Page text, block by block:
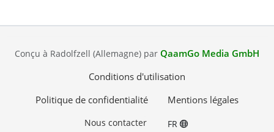
Conçu à Radolfzell (Allemagne) par QaamGo Media GmbH
Conditions d'utilisation
Politique de confidentialité
Mentions légales
Nous contacter FR